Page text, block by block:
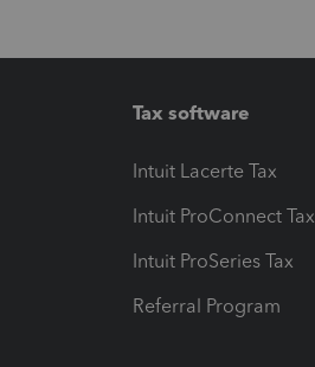
Tax software
Intuit Lacerte Tax
Intuit ProConnect Tax
Intuit ProSeries Tax
Referral Program